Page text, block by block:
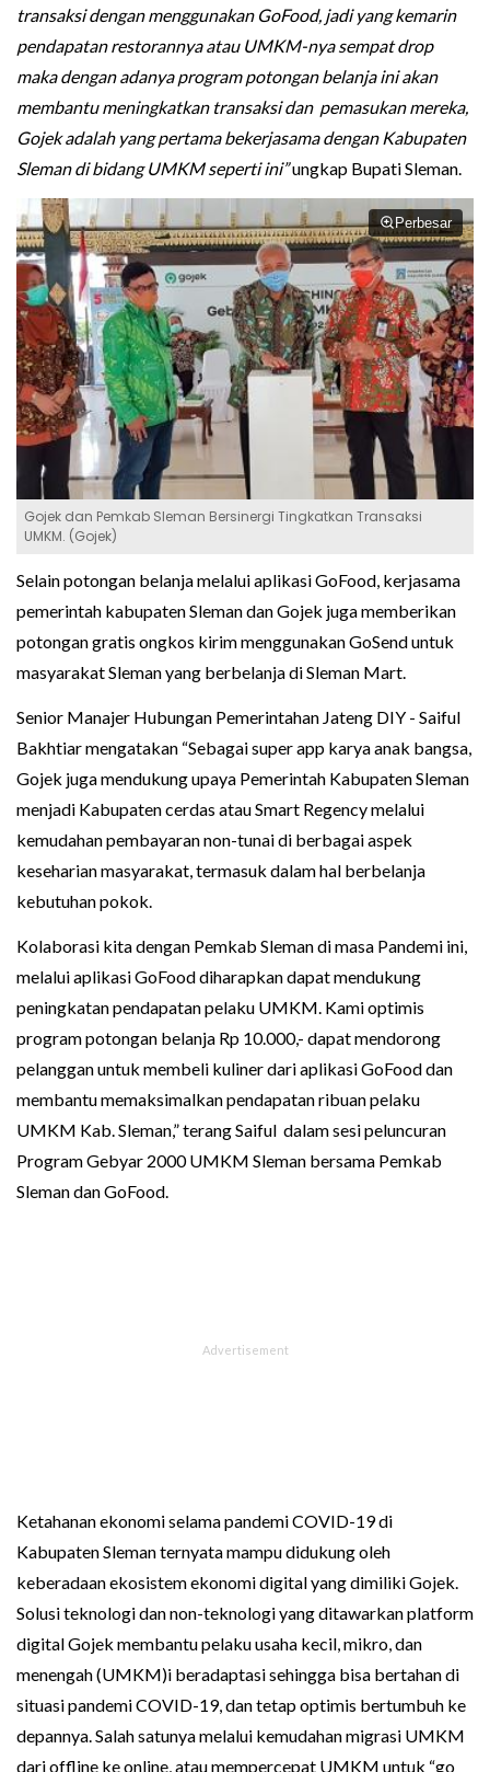
transaksi dengan menggunakan GoFood, jadi yang kemarin
pendapatan restorannya atau UMKM-nya sempat drop
maka dengan adanya program potongan belanja ini akan
membantu meningkatkan transaksi dan pemasukan mereka,
Gojek adalah yang pertama bekerjasama dengan Kabupaten
Sleman di bidang UMKM seperti ini”ungkap Bupati Sleman.
Perbesar
Gojek dan Pemkab Sleman Bersinergi Tingkatkan Transaksi
UMKM. (Gojek)
Selain potongan belanja melalui aplikasi GoFood, kerjasama
pemerintah kabupaten Sleman dan Gojek juga memberikan
potongan gratis ongkos kirim menggunakan GoSend untuk
masyarakat Sleman yang berbelanja di Sleman Mart.
Senior Manajer Hubungan Pemerintahan Jateng DIY - Saiful
Bakhtiar mengatakan “Sebagai super app karya anak bangsa,
Gojek juga mendukung upaya Pemerintah Kabupaten Sleman
menjadi Kabupaten cerdas atau Smart Regency melalui
kemudahan pembayaran non-tunai di berbagai aspek
keseharian masyarakat, termasuk dalam hal berbelanja
kebutuhan pokok.
Kolaborasi kita dengan Pemkab Sleman di masa Pandemi ini,
melalui aplikasi GoFood diharapkan dapat mendukung
peningkatan pendapatan pelaku UMKM. Kami optimis
program potongan belanja Rp 10.000,- dapat mendorong
pelanggan untuk membeli kuliner dari aplikasi GoFood dan
membantu memaksimalkan pendapatan ribuan pelaku
UMKM Kab. Sleman,” terang Saiful dalam sesi peluncuran
Program Gebyar 2000 UMKM Sleman bersama Pemkab
Sleman dan GoFood.
Ketahanan ekonomi selama pandemi COVID-19 di
Kabupaten Sleman ternyata mampu didukung oleh
keberadaan ekosistem ekonomi digital yang dimiliki Gojek.
Solusi teknologi dan non-teknologi yang ditawarkan platform
digital Gojek membantu pelaku usaha kecil, mikro, dan
menengah (UMKM)i beradaptasi sehingga bisa bertahan di
situasi pandemi COVID-19, dan tetap optimis bertumbuh ke
depannya. Salah satunya melalui kemudahan migrasi UMKM
dari offline ke online, atau mempercepat UMKM untuk “go